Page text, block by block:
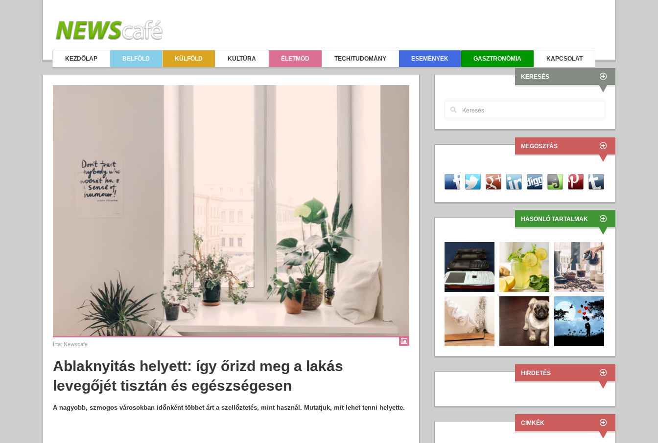
KEZDŐLAP BELFÖLD KÜLFÖLD KULTÚRA ÉLETMÓD TECH/TUDOMÁNY ESEMÉNYEK GASZTRONÓMIA KAPCSOLAT
Írta: Newscafe
Ablaknyitás helyett: így őrizd meg a lakás
levegőjét tisztán és egészségesen
A nagyobb, szmogos városokban időnként többet árt a szellőztetés, mint használ. Mutatjuk, mit lehet tenni helyette.
KERESÉS
MEGOSZTÁS
HASONLÓ TARTALMAK
HIRDETÉS
CIMKÉK